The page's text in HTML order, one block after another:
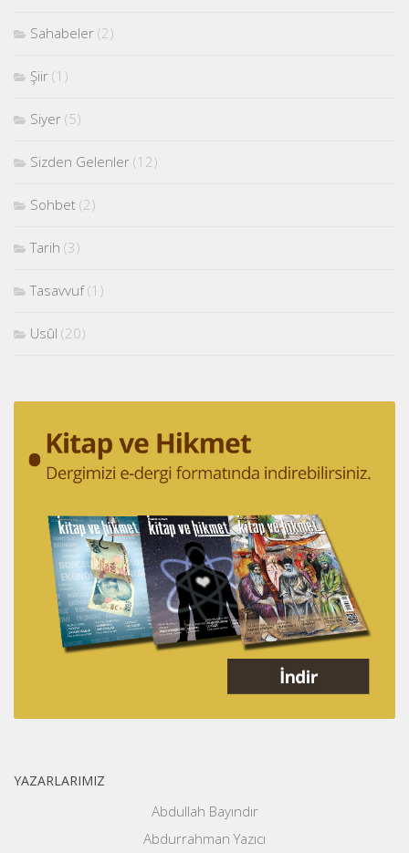
Sahabeler (2)
Şiir (1)
Siyer (5)
Sizden Gelenler (12)
Sohbet (2)
Tarih (3)
Tasavvuf(1)
Usûl (20)
YAZARLARIMIZ
Abdullah Bayındır
Abdurrahman Yazıcı